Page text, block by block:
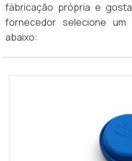
fábricação própria e
fornecedor selecione
abaixo: